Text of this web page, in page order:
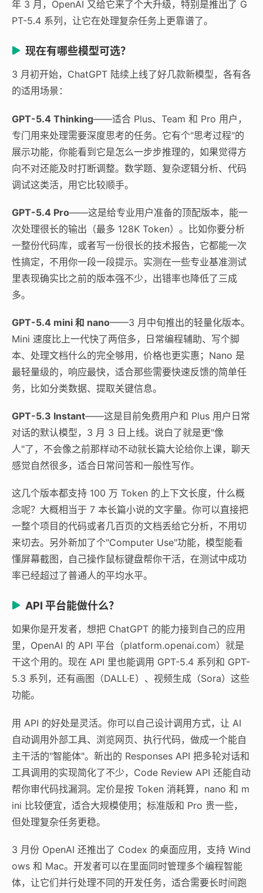
年 3 月，OpenAI 又给它来了个大升级，特别是推出了 G
PT-5.4 系列，让它在处理复杂任务上更靠谱了。
现在有哪些模型可选？
3 月初开始，ChatGPT 陆续上线了好几款新模型，各有各
的适用场景：
GPT-5.4 Thinking——适合 Plus、Team 和 Pro 用户，
专门用来处理需要深度思考的任务。它有个"思考过程"的
展示功能，你能看到它是怎么一步步推理的，如果觉得方
向不对还能及时打断调整。数学题、复杂逻辑分析、代码
调试这类活，用它比较顺手。
GPT-5.4 Pro——这是给专业用户准备的顶配版本，能一
次处理很长的输出（最多 128K Token）。比如你要分析
一整份代码库，或者写一份很长的技术报告，它都能一次
性搞定，不用你一段一段提示。实测在一些专业基准测试
里表现确实比之前的版本强不少，出错率也降低了三成
多。
GPT-5.4 mini 和 nano——3 月中旬推出的轻量化版本。
Mini 速度比上一代快了两倍多，日常编程辅助、写个脚
本、处理文档什么的完全够用，价格也更实惠；Nano 是
最轻量级的，响应最快，适合那些需要快速反馈的简单任
务，比如分类数据、提取关键信息。
GPT-5.3 Instant——这是目前免费用户和 Plus 用户日常
对话的默认模型，3 月 3 日上线。说白了就是更"像
人"了，不会像之前那样动不动就长篇大论给你上课，聊天
感觉自然很多，适合日常问答和一般性写作。
这几个版本都支持 100 万 Token 的上下文长度，什么概
念呢？大概相当于 7 本长篇小说的文字量。你可以直接把
一整个项目的代码或者几百页的文档丢给它分析，不用切
来切去。另外新加了个"Computer Use"功能，模型能看
懂屏幕截图，自己操作鼠标键盘帮你干活，在测试中成功
率已经超过了普通人的平均水平。
API 平台能做什么？
如果你是开发者，想把 ChatGPT 的能力接到自己的应用
里，OpenAI 的 API 平台（platform.openai.com）就是
干这个用的。现在 API 里也能调用 GPT-5.4 系列和 GPT-
5.3 系列，还有画图（DALL·E）、视频生成（Sora）这些
功能。
用 API 的好处是灵活。你可以自己设计调用方式，让 AI
自动调用外部工具、浏览网页、执行代码，做成一个能自
主干活的"智能体"。新出的 Responses API 把多轮对话和
工具调用的实现简化了不少，Code Review API 还能自动
帮你审代码找漏洞。定价是按 Token 消耗算，nano 和 m
ini 比较便宜，适合大规模使用；标准版和 Pro 贵一些，
但处理复杂任务更稳。
3 月份 OpenAI 还推出了 Codex 的桌面应用，支持 Wind
ows 和 Mac。开发者可以在里面同时管理多个编程智能
体，让它们并行处理不同的开发任务，适合需要长时间跑